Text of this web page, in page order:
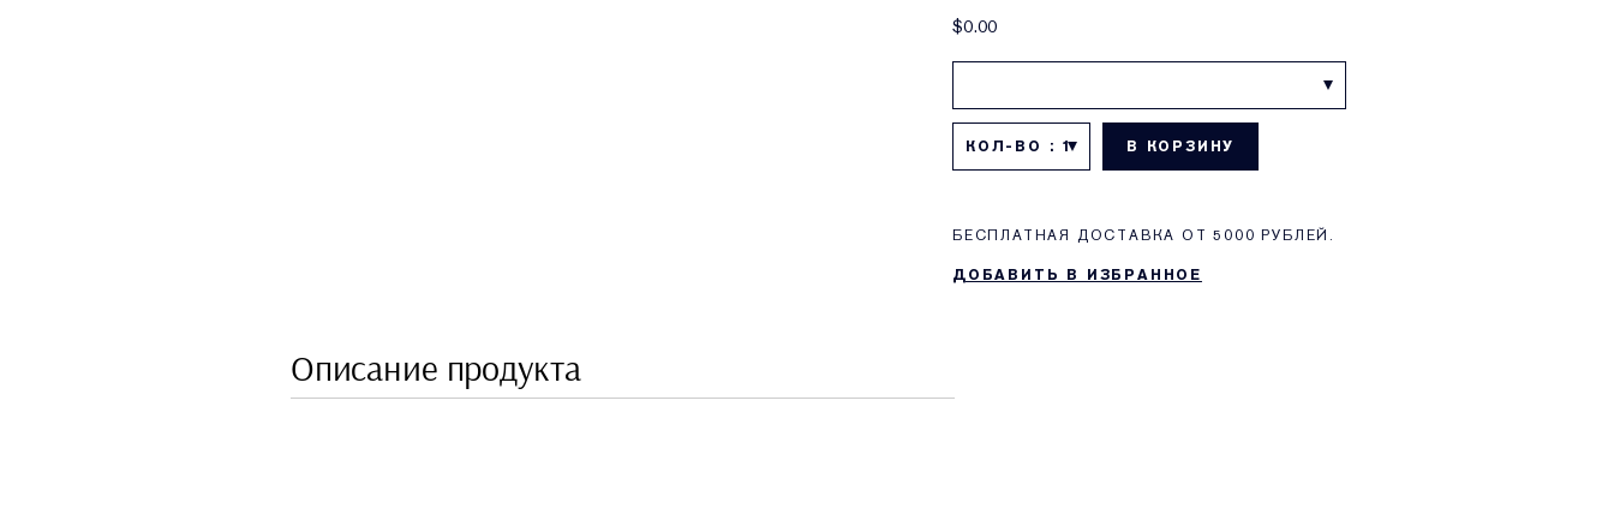
$0.00
КОЛ-ВО : 1 В КОРЗИНУ
БЕСПЛАТНАЯ ДОСТАВКА ОТ 5000 РУБЛЕЙ.
ДОБАВИТЬ В ИЗБРАННОЕ
Описание продукта